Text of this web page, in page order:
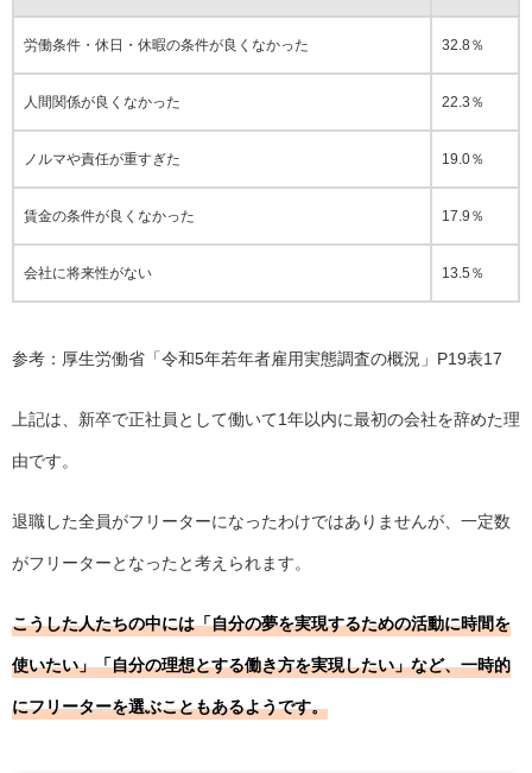
労働条件・休日・休暇の条件が良くなかった 32.8％
人間関係が良くなかった 22.3％
ノルマや責任が重すぎた 19.0％
賃金の条件が良くなかった 17.9％
会社に将来性がない 13.5％
参考：厚生労働省「令和5年若年者雇用実態調査の概況 」P19表17
上記は、新卒で正社員として働いて1年以内に最初の会社を辞めた理
由です。
退職した全員がフリーターになったわけではありませんが、一定数
がフリーターとなったと考えられます。
こうした人たちの中には「自分の夢を実現するための活動に時間を
使いたい」「自分の理想とする働き方を実現したい」など、一時的
にフリーターを選ぶこともあるようです。